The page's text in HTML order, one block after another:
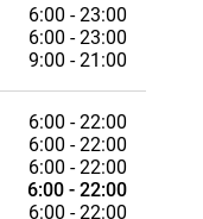
6:00 - 23:00
6:00 - 23:00
9:00 - 21:00
6:00 - 22:00
6:00 - 22:00
6:00 - 22:00
6:00 - 22:00
6:00 - 22:00